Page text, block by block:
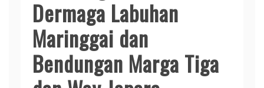
Dermaga Labuhan
Maringgai dan
Bendungan Marga Tiga